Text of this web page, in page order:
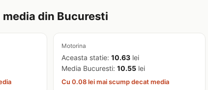
din Bucuresti
Motorina
Aceasta statie:10.63 lei
Media Bucuresti:10.55 lei
Cu 0.08 lei mai scump decat media